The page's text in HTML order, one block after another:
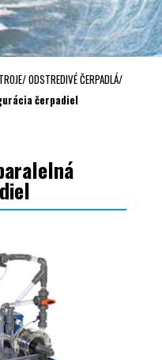
/ODSTREDIVÉ ČERPADLÁ/
čerpadiel